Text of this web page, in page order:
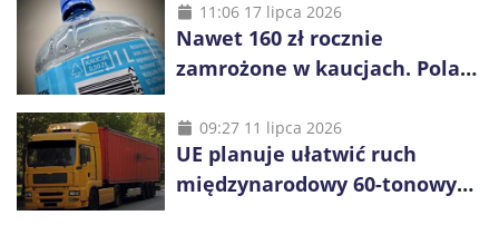
11:06 17 lipca 2026
Nawet 160 zł rocznie
zamrożone w kaucjach. Polacy
vouchery
09:27 11 lipca 2026
UE planuje ułatwić ruch
międzynarodowy 60-tonowych